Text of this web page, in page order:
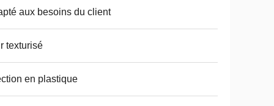
aux besoins du client
texturisé
en plastique